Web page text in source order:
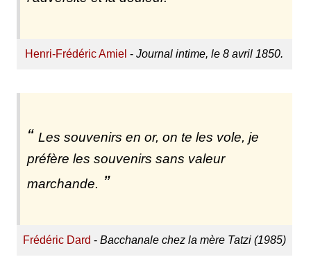
Henri-Frédéric Amiel -Journal intime, le 8 avril 1850.
Les souvenirs en or, on te les vole, je
préfère les souvenirs sans valeur
marchande.
Frédéric Dard - Bacchanale chez la mère Tatzi (1985)